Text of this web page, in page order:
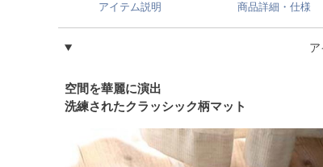
アイテム説明 商品詳細・仕様
空間を華麗に演出
洗練されたクラッシック柄マット